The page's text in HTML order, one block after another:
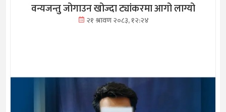
वन्यजन्तु जोगाउन खोज्दा ट्यांकरमा आगो लाग्यो
२१ श्रावण २०८३, १२:२४